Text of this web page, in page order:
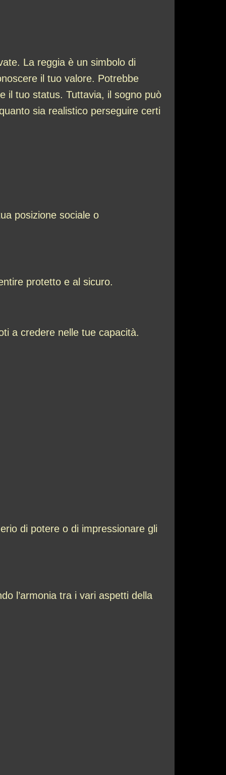
La reggia è un simbolo di
il tuo valore. Potrebbe
il tuo status. Tuttavia, il sogno può
sia realistico perseguire certi
posizione sociale o
protetto e al sicuro.
a credere nelle tue capacità.
di potere o di impressionare gli
l’armonia tra i vari aspetti della